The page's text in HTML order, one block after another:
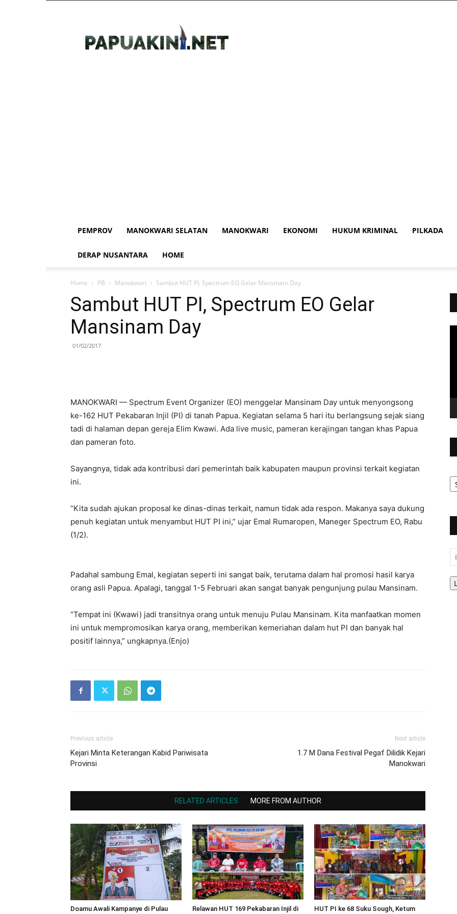
PEMPROV MANOKWARI SELATAN MANOKWARI EKONOMI HUKUM KRIMINAL PILKADA
DERAP NUSANTARA HOME
Home PB Manokwari Sambut HUT PI, Spectrum EO Gelar Mansinam Day
Sambut HUT PI, Spectrum EO Gelar
Mansinam Day
01/02/2017
MANOKWARI — Spectrum Event Organizer (EO) menggelar Mansinam Day untuk menyongsong
ke-162 HUT Pekabaran Injil (PI) di tanah Papua. Kegiatan selama 5 hari itu berlangsung sejak siang
tadi di halaman depan gereja Elim Kwawi. Ada live music, pameran kerajingan tangan khas Papua
dan pameran foto.
Sayangnya, tidak ada kontribusi dari pemerintah baik kabupaten maupun provinsi terkait kegiatan
ini.
“Kita sudah ajukan proposal ke dinas-dinas terkait, namun tidak ada respon. Makanya saya dukung
penuh kegiatan untuk menyambut HUT PI ini,” ujar Emal Rumaropen, Maneger Spectrum EO, Rabu
(1/2).
Padahal sambung Emal, kegiatan seperti ini sangat baik, terutama dalam hal promosi hasil karya
orang asli Papua. Apalagi, tanggal 1-5 Februari akan sangat banyak pengunjung pulau Mansinam.
“Tempat ini (Kwawi) jadi transitnya orang untuk menuju Pulau Mansinam. Kita manfaatkan momen
ini untuk mempromosikan karya orang, memberikan kemeriahan dalam hut PI dan banyak hal
positif lainnya,” ungkapnya.(Enjo)
Previous article
Kejari Minta Keterangan Kabid Pariwisata
Provinsi
Next article
⁠⁠⁠1.7 M Dana Festival Pegaf Dilidik Kejari
Manokwari
RELATED ARTICLES MORE FROM AUTHOR
Doamu Awali Kampanye di Pulau Relawan HUT 169 Pekabaran Injil di HUT PI ke 68 Suku Sough, Ketum